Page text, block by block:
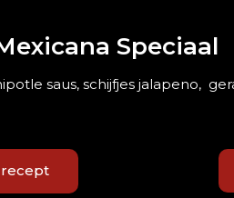
Speciaal
saus, schijfjes jalapeno,